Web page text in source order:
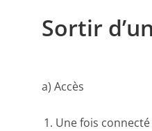
Sortir
a) Accès
Une fois